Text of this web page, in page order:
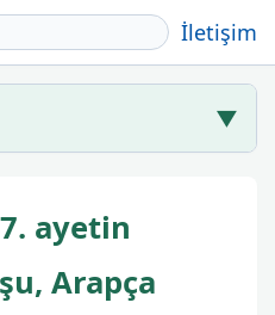
İletişim
▼
ayetin
Arapça